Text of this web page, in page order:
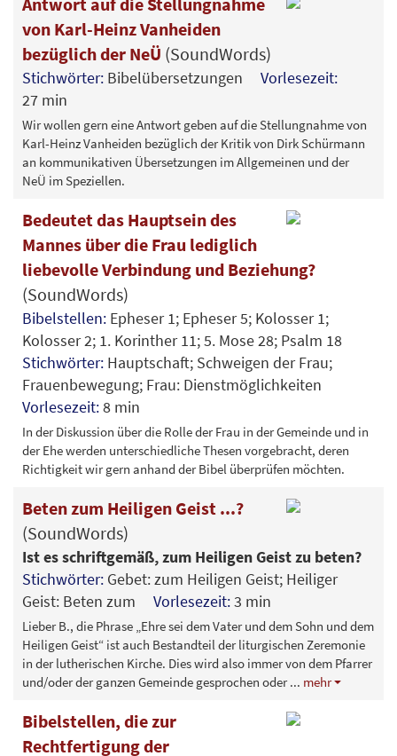
von Karl-Heinz Vanheiden
bezüglich der NeÜ (SoundWords)
Stichwörter: Bibelübersetzungen Vorlesezeit:
27 min
Wir wollen gern eine Antwort geben auf die Stellungnahme von
Karl-Heinz Vanheiden bezüglich der Kritik von Dirk Schürmann
an kommunikativen Übersetzungen im Allgemeinen und der
NeÜ im Speziellen.
Bedeutet das Hauptsein des
Mannes über die Frau lediglich
liebevolle Verbindung und Beziehung?
(SoundWords)
Bibelstellen: Epheser 1; Epheser 5; Kolosser 1;
Kolosser 2; 1. Korinther 11; 5. Mose 28; Psalm 18
Stichwörter: Hauptschaft; Schweigen der Frau;
Frauenbewegung; Frau: Dienstmöglichkeiten
Vorlesezeit:8 min
In der Diskussion über die Rolle der Frau in der Gemeinde und in
der Ehe werden unterschiedliche Thesen vorgebracht, deren
Richtigkeit wir gern anhand der Bibel überprüfen möchten.
Beten zum Heiligen Geist ...?
(SoundWords)
Ist es schriftgemäß, zum Heiligen Geist zu beten?
Stichwörter: Gebet: zum Heiligen Geist; Heiliger
Geist: Beten zum Vorlesezeit:3 min
Lieber B., die Phrase „Ehre sei dem Vater und dem Sohn und dem
Heiligen Geist“ ist auch Bestandteil der liturgischen Zeremonie
in der lutherischen Kirche. Dies wird also immer von dem Pfarrer
und/oder der ganzen Gemeinde gesprochen oder... mehr
Bibelstellen, die zur
Rechtfertigung der